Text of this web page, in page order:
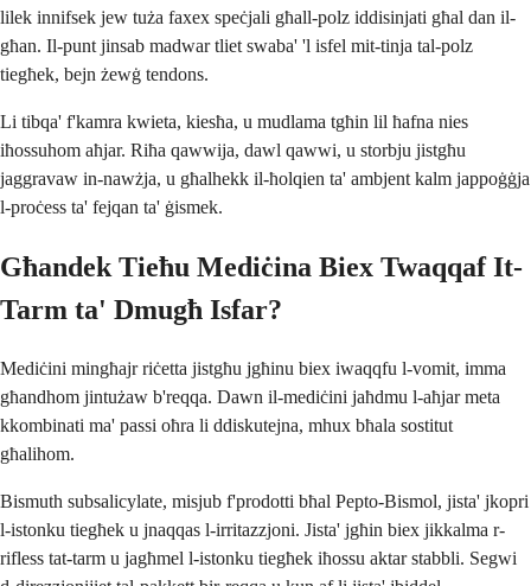
lilek innifsek jew tuża faxex speċjali għall-polz iddisinjati għal dan il-
għan. Il-punt jinsab madwar tliet swaba' 'l isfel mit-tinja tal-polz
tiegħek, bejn żewġ tendons.
Li tibqa' f'kamra kwieta, kiesħa, u mudlama tgħin lil ħafna nies
iħossuhom aħjar. Riħa qawwija, dawl qawwi, u storbju jistgħu
jaggravaw in-nawżja, u għalhekk il-ħolqien ta' ambjent kalm jappoġġja
l-proċess ta' fejqan ta' ġismek.
Għandek Tieħu Mediċina Biex Twaqqaf It-
Tarm ta' Dmugħ Isfar?
Mediċini mingħajr riċetta jistgħu jgħinu biex iwaqqfu l-vomit, imma
għandhom jintużaw b'reqqa. Dawn il-mediċini jaħdmu l-aħjar meta
kkombinati ma' passi oħra li ddiskutejna, mhux bħala sostitut
għalihom.
Bismuth subsalicylate, misjub f'prodotti bħal Pepto-Bismol, jista' jkopri
l-istonku tiegħek u jnaqqas l-irritazzjoni. Jista' jgħin biex jikkalma r-
rifless tat-tarm u jagħmel l-istonku tiegħek iħossu aktar stabbli. Segwi